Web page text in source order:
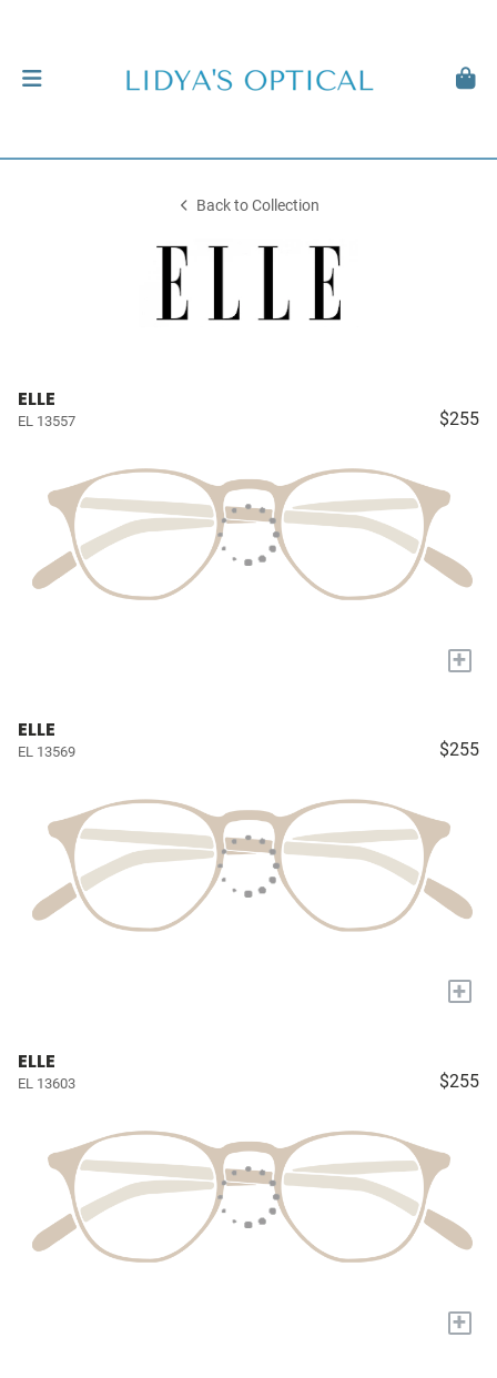
Back to Collection
ELLE
EL 13557 $255
+
ELLE
EL 13569 $255
+
ELLE
EL 13603 $255
+